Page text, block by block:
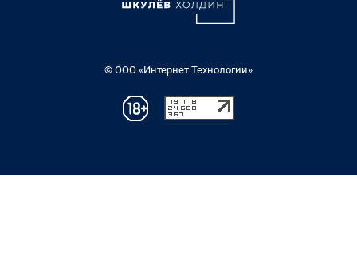
© ООО «Интернет Технологии»